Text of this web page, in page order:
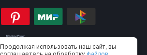
Продолжая использовать наш сайт, вы